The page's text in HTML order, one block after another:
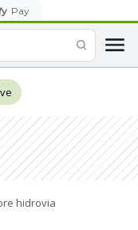
Pay
hidrovia